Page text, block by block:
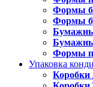
Формы
Формы
Формы
Упаковка
Коробки